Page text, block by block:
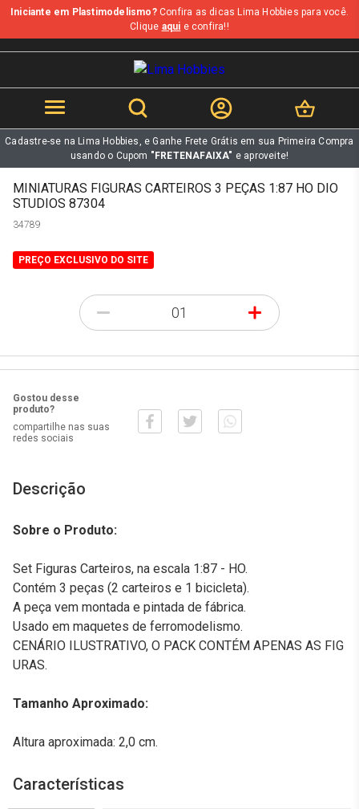
b
Iniciante em Plastimodelismo?Confira as dicas Lima Hobbies para você.
Clique aqui e confira!!
Cadastre-se na Lima Hobbies, e Ganhe Frete Grátis em sua Primeira Compra
usando o Cupom "FRETENAFAIXA" e aproveite!
MINIATURAS FIGURAS CARTEIROS 3 PEÇAS 1:87 HO DIO
STUDIOS 87304
34789
PREÇO EXCLUSIVO DO SITE
- +
Gostou desse
produto?
compartilhe nas suas
redes sociais
Descrição
Sobre o Produto:
Set Figuras Carteiros, na escala 1:87 - HO.
Contém 3 peças (2 carteiros e 1 bicicleta).
A peça vem montada e pintada de fábrica.
Usado em maquetes de ferromodelismo.
CENÁRIO ILUSTRATIVO, O PACK CONTÉM APENAS AS FIG
URAS.
Tamanho Aproximado:
Altura aproximada: 2,0 cm.
Características